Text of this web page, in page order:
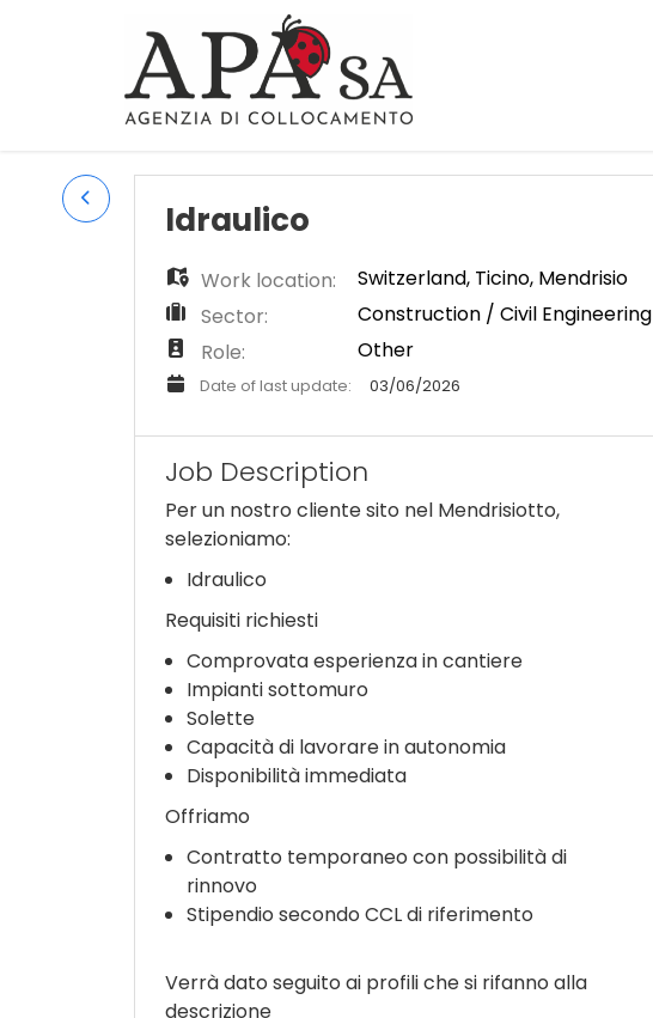
Idraulico
Work location: Switzerland, Ticino, Mendrisio
Sector:
Construction / Civil Engineering
Role:
Other
Date of last update: 03/06/2026
Job Description
Per un nostro cliente sito nel Mendrisiotto,
selezioniamo:
Idraulico
Requisiti richiesti
Comprovata esperienza in cantiere
Impianti sottomuro
Solette
Capacità di lavorare in autonomia
Disponibilità immediata
Offriamo
Contratto temporaneo con possibilità di
rinnovo
Stipendio secondo CCL di riferimento
Verrà dato seguito ai profili che si rifanno alla
descrizione